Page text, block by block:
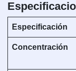
Especificación
Concentración